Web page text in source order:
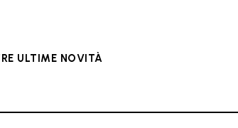
ULTIME NOVITÀ